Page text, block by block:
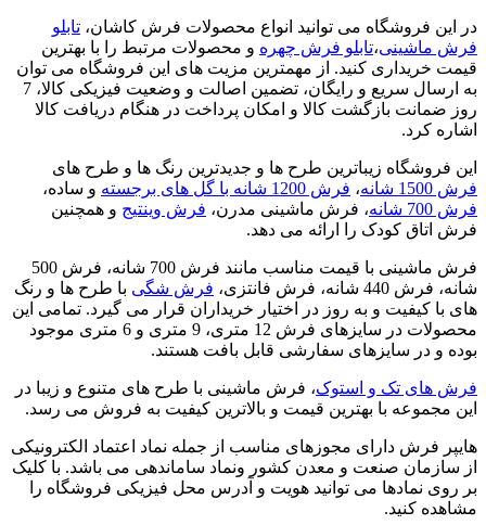
در این فروشگاه می توانید انواع محصولات فرش کاشان، تابلو
فرش ماشینی،تابلو فرش چهرهو محصولات مرتبط را با بهترین
قیمت خریداری کنید. از مهمترین مزیت های این فروشگاه می توان
به ارسال سریع و رایگان، تضمین اصالت و وضعیت فیزیکی کالا، 7
روز ضمانت بازگشت کالا و امکان پرداخت در هنگام دریافت کالا
اشاره کرد.
این فروشگاه زیباترین طرح ها و جدیدترین رنگ ها و طرح های
فرش 1500 شانه
، فرش 1200 شانه با گل های برجسته
و ساده،
فرش 700 شانه
، فرش ماشینی مدرن، فرش وینتیجو همچنین
فرش اتاق کودک را ارائه می دهد.
فرش ماشینی با قیمت مناسب مانند فرش 700 شانه، فرش 500
شانه، فرش 440 شانه، فرش فانتزی،
فرش شگیبا طرح ها و رنگ
های با کیفیت و به روز در اختیار خریداران قرار می گیرد. تمامی این
محصولات در سایزهای فرش 12 متری، 9 متری و 6 متری موجود
بوده و در سایزهای سفارشی قابل بافت هستند.
فرش های تک و استوک، فرش ماشینی با طرح های متنوع و زیبا در
این مجموعه با بهترین قیمت و بالاترین کیفیت به فروش می رسد.
هایپر فرش دارای مجوزهای مناسب از جمله نماد اعتماد الکترونیکی
از سازمان صنعت و معدن کشور ونماد ساماندهی می باشد. با کلیک
بر روی نمادها می توانید هویت و آدرس محل فیزیکی فروشگاه را
مشاهده کنید.